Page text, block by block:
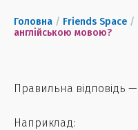
Головна / Friends Space /
англійською мовою?
Правильна відповідь —
Наприклад: